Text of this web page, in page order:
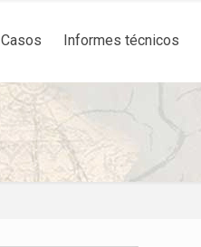
Casos Informes técnicos